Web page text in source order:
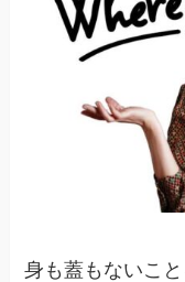
身も蓋もないこ